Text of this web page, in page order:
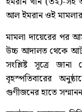
আল ইমরান ওই
মামলা দায়েরের পর
উচ্চ আদালত থেকে
সংশ্লিষ্ট সূত্রে
বৃহস্পতিবারের
গুণীজনের হাতে